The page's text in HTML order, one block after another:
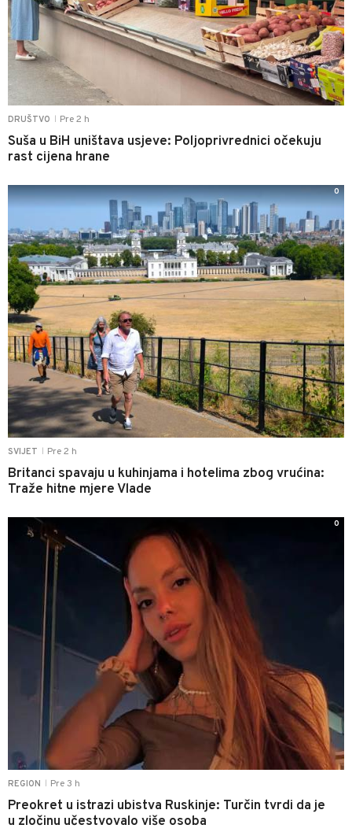
DRUŠTVO Pre 2 h
Suša u BiH uništava usjeve: Poljoprivrednici očekuju
rast cijena hrane
SVIJET Pre 2 h
Britanci spavaju u kuhinjama i hotelima zbog vrućina:
Traže hitne mjere Vlade
0
REGION Pre 3 h
Preokret u istrazi ubistva Ruskinje: Turčin tvrdi da je
u zločinu učestvovalo više osoba
0